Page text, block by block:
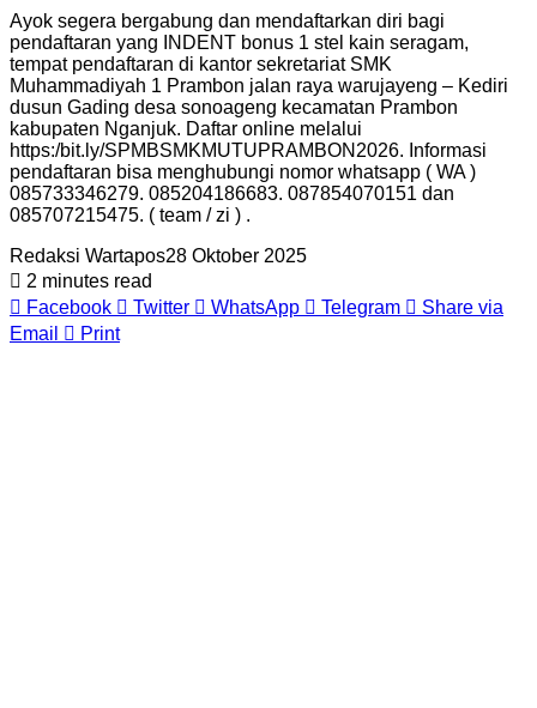
Ayok segera bergabung dan mendaftarkan diri bagi
pendaftaran yang INDENT bonus 1 stel kain seragam,
tempat pendaftaran di kantor sekretariat SMK
Muhammadiyah 1 Prambon jalan raya warujayeng – Kediri
dusun Gading desa sonoageng kecamatan Prambon
kabupaten Nganjuk. Daftar online melalui
https:/bit.ly/SPMBSMKMUTUPRAMBON2026. Informasi
pendaftaran bisa menghubungi nomor whatsapp ( WA )
085733346279. 085204186683. 087854070151 dan
085707215475. ( team / zi ) .
Redaksi Wartapos28 Oktober 2025
2 minutes read
Facebook
Twitter WhatsApp Telegram
Share via
Email
Print